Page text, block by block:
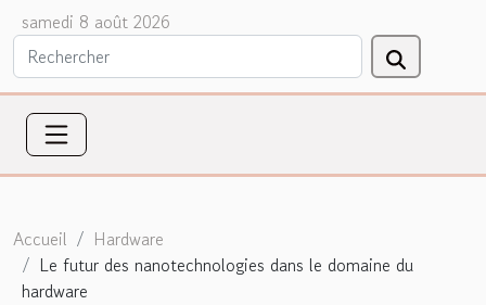
samedi 8 août 2026
Accueil
Hardware
Le futur des nanotechnologies dans le domaine du
hardware